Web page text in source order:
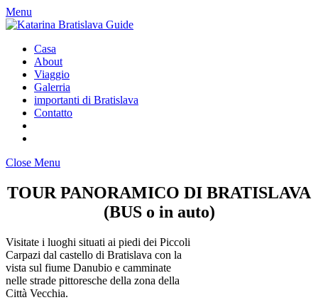
Menu
Casa
About
Viaggio
Galerria
importanti di Bratislava
Contatto
Close Menu
TOUR PANORAMICO DI BRATISLAVA
(BUS o in auto)
Visitate i luoghi situati ai piedi dei Piccoli
Carpazi dal castello di Bratislava con la
vista sul fiume Danubio e camminate
nelle strade pittoresche della zona della
Città Vecchia.